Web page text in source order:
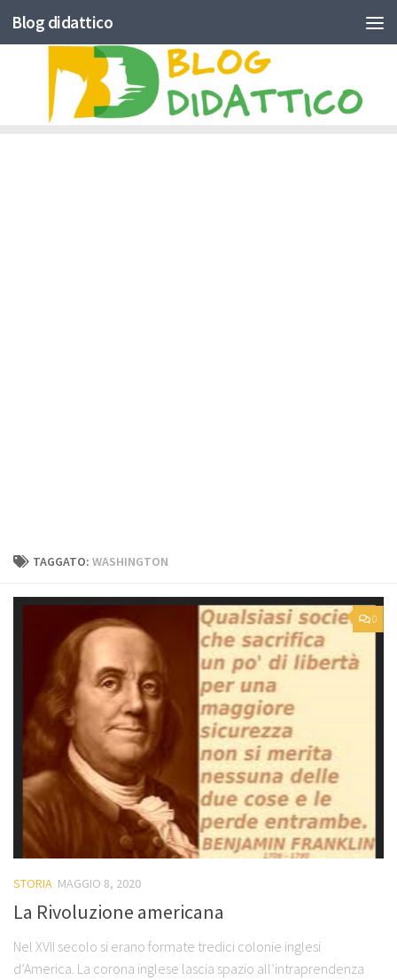
Skip to content
Blog didattico
TAGGATO: WASHINGTON
0
STORIA MAGGIO 8, 2020
La Rivoluzione americana
Nel XVII secolo si erano formate tredici colonie inglesi
d’America. La corona inglese lascia spazio all’intraprendenza